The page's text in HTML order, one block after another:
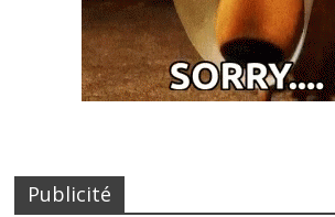
Publicité